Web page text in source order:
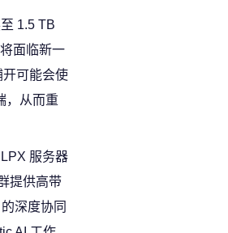
1.5 TB
面临新一
可能会使
，从而重
服务器
提供高带
深度协同